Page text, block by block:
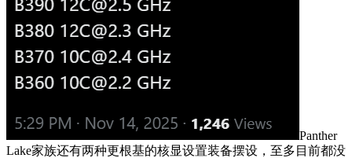
Panther
Lake家族还有两种更根基的核显设置装备摆设，至多目前都没